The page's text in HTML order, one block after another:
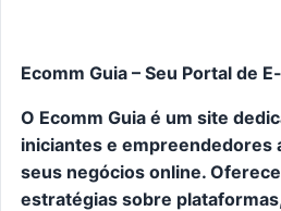
Ecomm Guia – Seu Portal de
O Ecomm Guia é um site
iniciantes e empreendedores
seus negócios online.
estratégias sobre